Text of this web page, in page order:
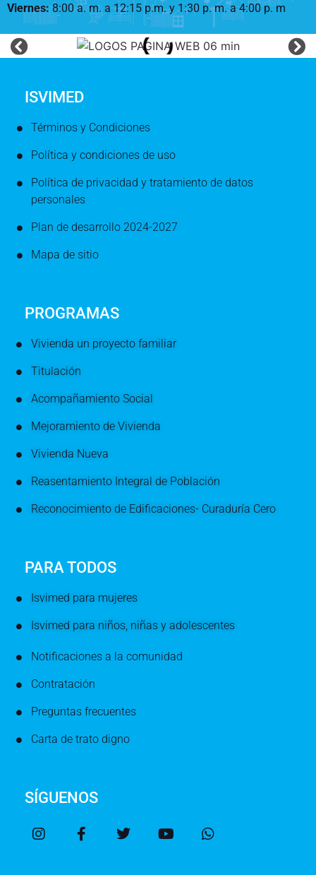
Viernes:8:00 a. m. a 12:15 p.m. y 1:30 p. m. a 4:00 p. m
ISVIMED
Términos y Condiciones
Política y condiciones de uso
Política de privacidad y tratamiento de datos
personales
Plan de desarrollo 2024-2027
Mapa de sitio
PROGRAMAS
Vivienda un proyecto familiar
Titulación
Acompañamiento Social
Mejoramiento de Vivienda
Vivienda Nueva
Reasentamiento Integral de Población
Reconocimiento de Edificaciones- Curaduría Cero
PARA TODOS
Isvimed para mujeres
Isvimed para niños, niñas y adolescentes
Notificaciones a la comunidad
Contratación
Preguntas frecuentes
Carta de trato digno
SÍGUENOS